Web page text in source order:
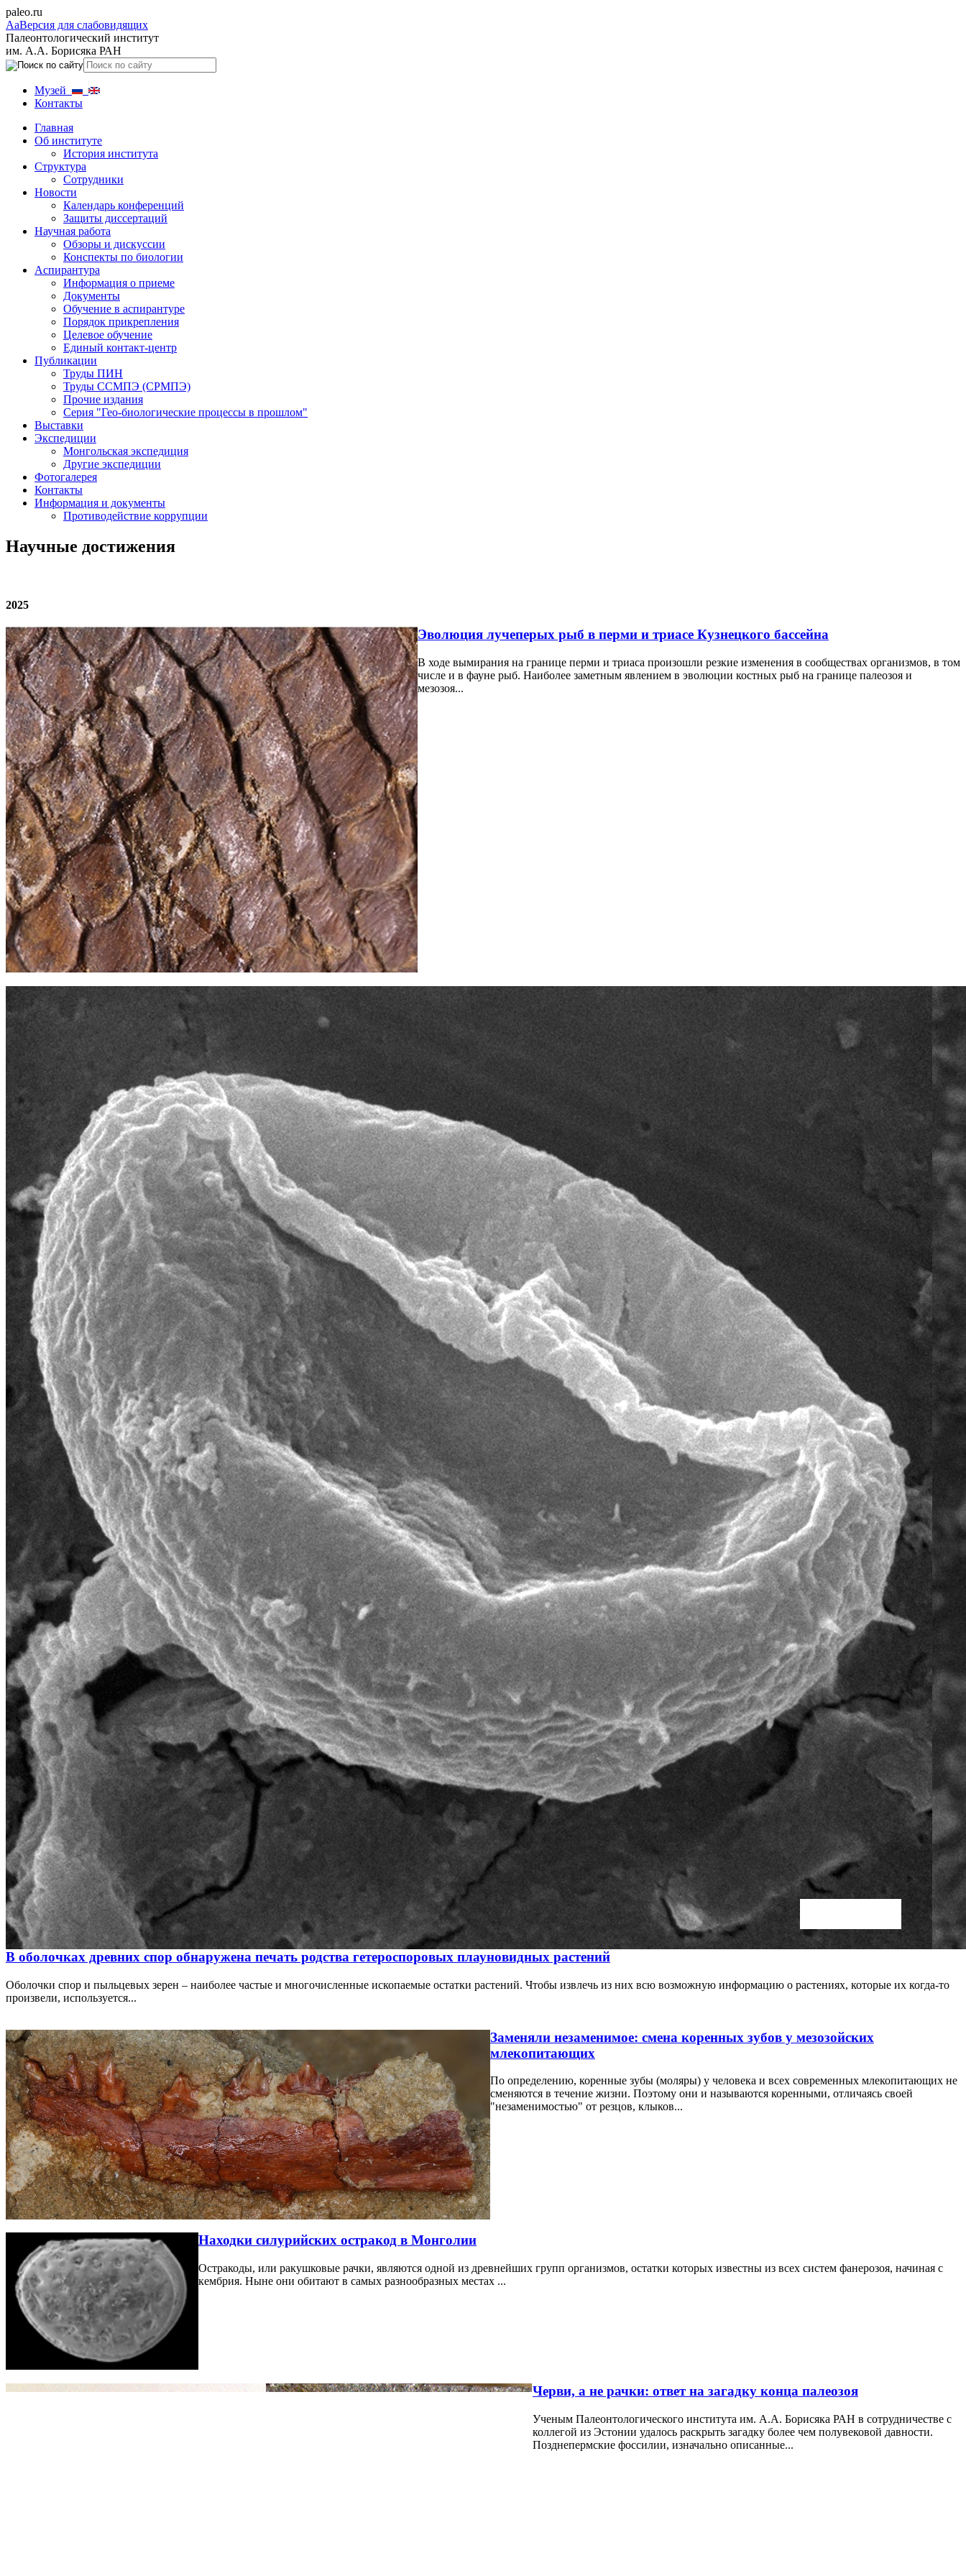
paleo.ru
AaВерсия для слабовидящих
Палеонтологический институт
им. А.А. Борисяка РАН
Музей
Контакты
Главная
Об институте
История института
Структура
Сотрудники
Новости
Календарь конференций
Защиты диссертаций
Научная работа
Обзоры и дискуссии
Конспекты по биологии
Аспирантура
Информация о приеме
Документы
Обучение в аспирантуре
Порядок прикрепления
Целевое обучение
Единый контакт-центр
Публикации
Труды ПИН
Труды ССМПЭ (СРМПЭ)
Прочие издания
Серия "Гео-биологические процессы в прошлом"
Выставки
Экспедиции
Монгольская экспедиция
Другие экспедиции
Фотогалерея
Контакты
Информация и документы
Противодействие коррупции
Научные достижения
2025
Эволюция лучеперых рыб в перми и триасе Кузнецкого бассейна
В ходе вымирания на границе перми и триаса произошли резкие изменения в сообществах организмов, в том
числе и в фауне рыб. Наиболее заметным явлением в эволюции костных рыб на границе палеозоя и
мезозоя...
В оболочках древних спор обнаружена печать родства гетероспоровых плауновидных растений
Оболочки спор и пыльцевых зерен – наиболее частые и многочисленные ископаемые остатки растений. Чтобы извлечь из них всю возможную информацию о растениях, которые их когда-то
произвели, используется...
Заменяли незаменимое: смена коренных зубов у мезозойских
млекопитающих
По определению, коренные зубы (моляры) у человека и всех современных млекопитающих не
сменяются в течение жизни. Поэтому они и называются коренными, отличаясь своей
"незаменимостью" от резцов, клыков...
Находки силурийских остракод в Монголии
Остракоды, или ракушковые рачки, являются одной из древнейших групп организмов, остатки которых известны из всех систем фанерозоя, начиная с
кембрия. Ныне они обитают в самых разнообразных местах ...
Черви, а не рачки: ответ на загадку конца палеозоя
Ученым Палеонтологического института им. А.А. Борисяка РАН в сотрудничестве с
коллегой из Эстонии удалось раскрыть загадку более чем полувековой давности.
Позднепермские фоссилии, изначально описанные...